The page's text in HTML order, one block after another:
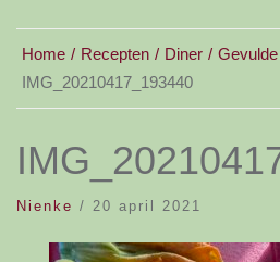
Home Recepten Diner
IMG_20210417_193440
Nienke / 20 april 2021